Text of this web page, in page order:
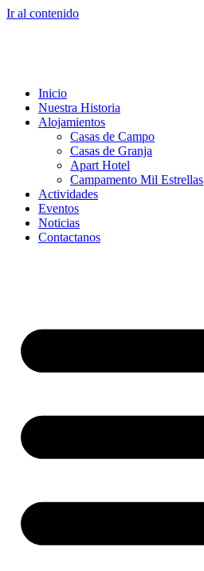
Ir al contenido
Inicio
Nuestra Historia
Alojamientos
Casas de Campo
Casas de Granja
Apart Hotel
Campamento Mil Estrellas
Actividades
Eventos
Noticias
Contactanos